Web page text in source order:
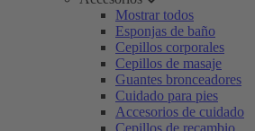
Mostrar todos
Esponjas de baño
Cepillos corporales
Cepillos de masaje
Guantes bronceadores
Cuidado para pies
Accesorios de cuidado
Cepillos de recambio